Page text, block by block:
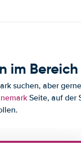
im Bereich
suchen, aber
Seite, auf der